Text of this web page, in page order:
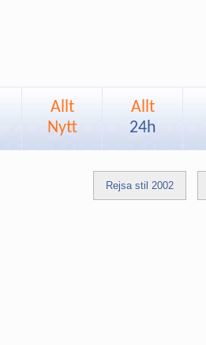
Allt
Nytt
Allt
24h
Rejsa stil 2002